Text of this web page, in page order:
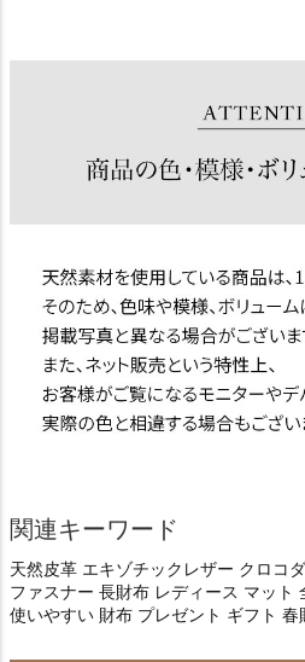
関連キーワード
天然皮革 エキゾチックレザー クロコ
ファスナー 長財布 レディース マット
使いやすい 財布 プレゼント ギフト 春